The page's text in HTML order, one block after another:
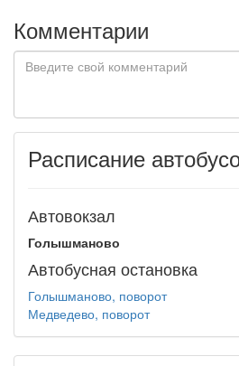
Комментарии
Расписание
Автовокзал
Голышманово
Автобусная остановка
Голышманово, поворот
Медведево, поворот